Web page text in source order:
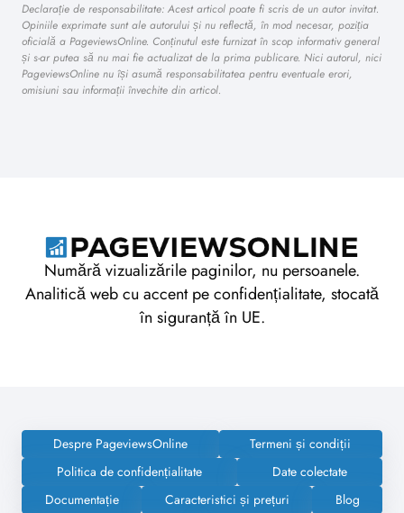
Declarație de responsabilitate: Acest articol poate fi scris de un autor invitat.
Opiniile exprimate sunt ale autorului și nu reflectă, în mod necesar, poziția
oficială a PageviewsOnline. Conținutul este furnizat în scop informativ general
și s-ar putea să nu mai fie actualizat de la prima publicare. Nici autorul, nici
PageviewsOnline nu își asumă responsabilitatea pentru eventuale erori,
omisiuni sau informații învechite din articol.
Numără vizualizările paginilor, nu persoanele.
Analitică web cu accent pe confidențialitate, stocată
în siguranță în UE.
Despre PageviewsOnline
Termeni și condiții
Politica de confidențialitate
Date colectate
Documentație
Caracteristici și prețuri Blog